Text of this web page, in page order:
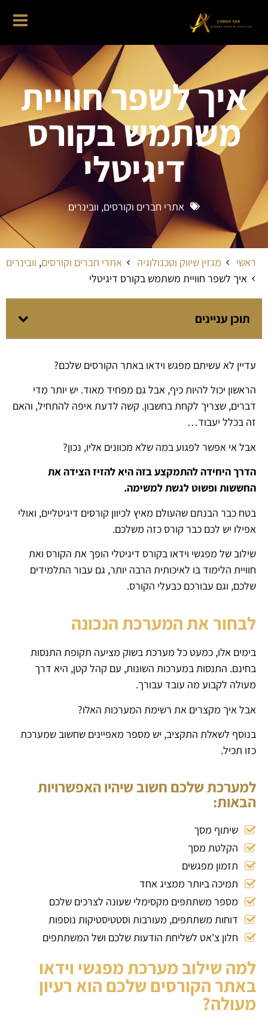
איך לשפר חוויית
משתמש בקורס
דיגיטלי
אתרי חברים וקורסים, וובינרים
ראשי מגזין שיווק וטכנולוגיה אתרי חברים וקורסים, וובינרים
איך לשפר חוויית משתמש בקורס דיגיטלי
תוכן עניינים
עדיין לא עשיתם מפגש וידאו באתר הקורסים שלכם?
הראשון יכול להיות כיף, אבל גם מפחיד מאוד. יש יותר מדי
דברים, שצריך לקחת בחשבון. קשה לדעת איפה להתחיל, והאם
זה בכלל יעבוד…
אבל אי אפשר לפגוע במה שלא מכוונים אליו, נכון?
הדרך היחידה להתמקצע בזה היא להזיז הצידה את
החששות ופשוט לגשת למשימה.
בטח כבר הבנתם שהעולם מאיץ לכיוון קורסים דיגיטליים, ואולי
אפילו יש לכם כבר קורס כזה משלכם.
שילוב של מפגשי וידאו בקורס דיגיטלי הופך את הקורס ואת
חוויית הלימוד בו לאיכותית הרבה יותר, גם עבור התלמידים
שלכם, וגם עבורכם כבעלי הקורס.
לבחור את המערכת הנכונה
בימים אלו, כמעט כל מערכת בשוק מציעה תקופת התנסות
בחינם. התנסות במערכות השונות, עם קהל קטן, היא דרך
מעולה לקבוע מה עובד עבורך.
אבל איך מקצרים את רשימת המערכות האלו?
בנוסף לשאלת התקציב, יש מספר מאפיינים שחשוב שמערכת
כזו תכיל.
למערכת שלכם חשוב שיהיו האפשרויות
הבאות:
שיתוף מסך
הקלטת מסך
תזמון מפגשים
תמיכה ביותר ממציג אחד
מספר משתתפים מקסימלי שעונה לצרכים שלכם
דוחות משתתפים, מעורבות וסטטיסטיקות נוספות
חלון צ'אט לשליחת הודעות שלכם ושל המשתתפים
למה שילוב מערכת מפגשי וידאו
באתר הקורסים שלכם הוא רעיון
מעולה?